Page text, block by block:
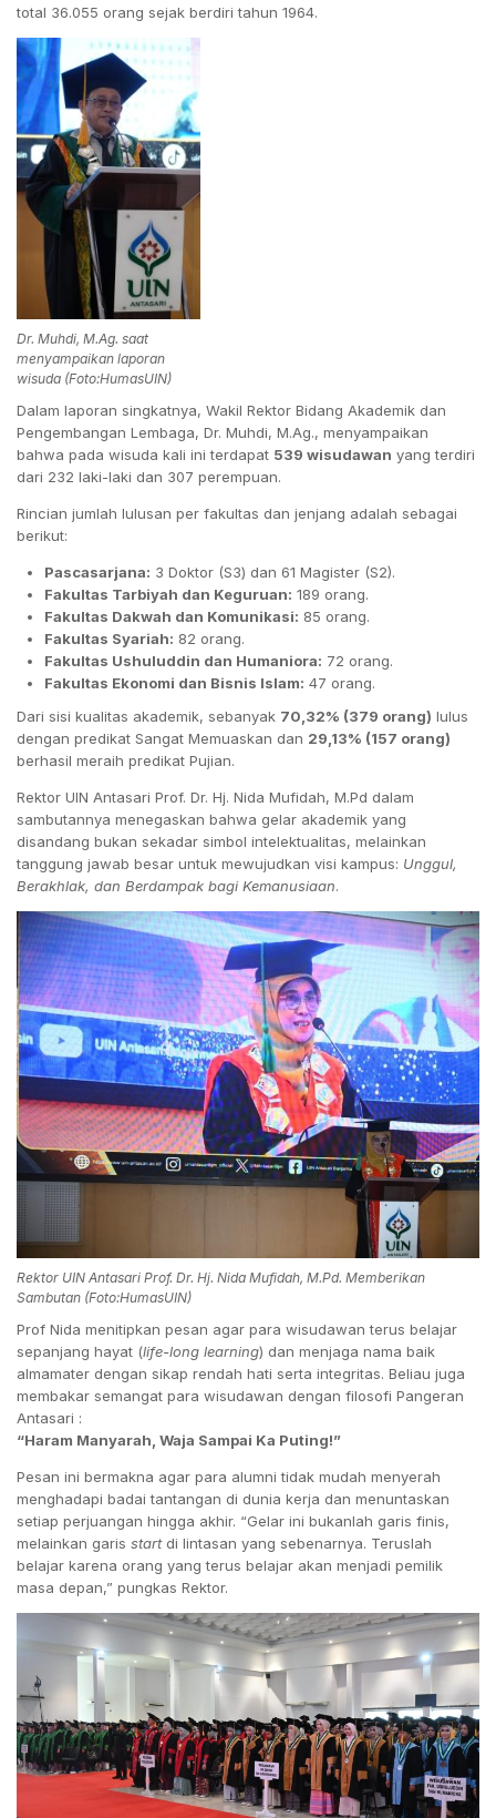
total 36.055 orang sejak berdiri tahun 1964.
Dr. Muhdi, M.Ag. saat
menyampaikan laporan
wisuda (Foto:HumasUIN)
Dalam laporan singkatnya, Wakil Rektor Bidang Akademik dan
Pengembangan Lembaga, Dr. Muhdi, M.Ag., menyampaikan
bahwa pada wisuda kali ini terdapat 539 wisudawan yang terdiri
dari 232 laki-laki dan 307 perempuan.
Rincian jumlah lulusan per fakultas dan jenjang adalah sebagai
berikut:
Pascasarjana: 3 Doktor (S3) dan 61 Magister (S2).
Fakultas Tarbiyah dan Keguruan: 189 orang.
Fakultas Dakwah dan Komunikasi: 85 orang.
Fakultas Syariah: 82 orang.
Fakultas Ushuluddin dan Humaniora: 72 orang.
Fakultas Ekonomi dan Bisnis Islam: 47 orang.
Dari sisi kualitas akademik, sebanyak 70,32% (379 orang) lulus
dengan predikat Sangat Memuaskan dan 29,13% (157 orang)
berhasil meraih predikat Pujian.
Rektor UIN Antasari Prof. Dr. Hj. Nida Mufidah, M.Pd dalam
sambutannya menegaskan bahwa gelar akademik yang
disandang bukan sekadar simbol intelektualitas, melainkan
tanggung jawab besar untuk mewujudkan visi kampus: Unggul,
Berakhlak, dan Berdampak bagi Kemanusiaan.
Rektor UIN Antasari Prof. Dr. Hj. Nida Mufidah, M.Pd. Memberikan
Sambutan (Foto:HumasUIN)
Prof Nida menitipkan pesan agar para wisudawan terus belajar
sepanjang hayat (life-long learning) dan menjaga nama baik
almamater dengan sikap rendah hati serta integritas. Beliau juga
membakar semangat para wisudawan dengan filosofi Pangeran
Antasari :
“Haram Manyarah, Waja Sampai Ka Puting!”
Pesan ini bermakna agar para alumni tidak mudah menyerah
menghadapi badai tantangan di dunia kerja dan menuntaskan
setiap perjuangan hingga akhir. “Gelar ini bukanlah garis finis,
melainkan garis startdi lintasan yang sebenarnya. Teruslah
belajar karena orang yang terus belajar akan menjadi pemilik
masa depan,” pungkas Rektor.